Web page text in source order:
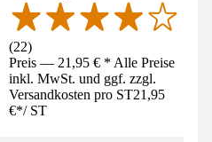
(22)
Preis — 21,95 € * Alle Preise
inkl. MwSt. und ggf. zzgl.
Versandkosten pro ST21,95
€*/ ST